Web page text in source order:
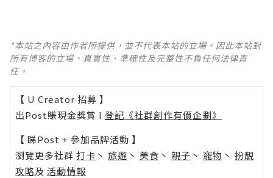
*本站之內容由作者所提供，並不代表本站的立場。因此本站對
所有博客的立場、真實性、準確性及完整性不負任何法律責
任。
【 U Creator 招募 】
出Post賺現金獎賞 l 登記《社群創作有價企劃》
【 睇Post + 參加品牌活動 】
瀏覽更多社群 打卡 丶 旅遊 丶 美食 丶 親子 丶 寵物 丶 扮靚
攻略及 活動情報